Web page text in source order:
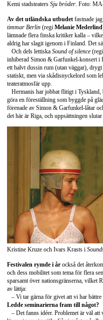
Kemi stadsteaters Sju bröder. Foto:
Av det utländska utbudet fastnade
timmar Berlin (regi Melanie Mederlind
lämnade flera finska kritiker kalla –
aldrig har slagit igenom i Finland. Det
Och dels lettiska Sound of silence (regi
inhiberad Simon & Garfunkel-konsert i
ett halvt dussin rum (utan väggar),
statiskt, men via skådisnyckelord som
teateratmosfär upp.
Hermanis har jobbat flitigt i Tyskland,
göra en föreställning som byggde på
förenade av Simon & Garfunkel-låtar
det här är Riga, och uppsättningen
Kristine Kruze och Ivars Krasts i
Festivalen rymde i år också det
och dess mobilitet som tema för flera
sparsamt över nationsgränserna, vilket
av lättja:
– Vi tar gärna för givet att vi har
Ledde seminarierna fram till något?
– Det fanns idéer. Problemet är väl att